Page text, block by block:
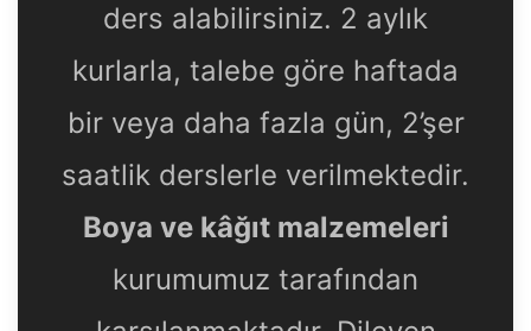
ders alabilirsiniz. 2 aylık
kurlarla, talebe göre haftada
bir veya daha fazla gün, 2’şer
saatlik derslerle verilmektedir.
Boya ve kâğıt malzemeleri
kurumumuz tarafından